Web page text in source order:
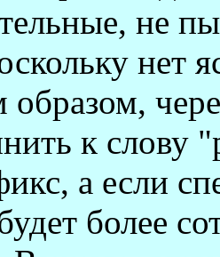
не
нет
к слову
а если
более